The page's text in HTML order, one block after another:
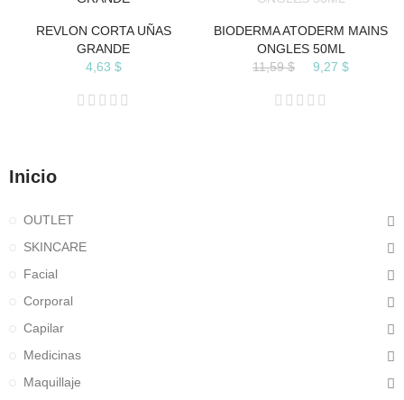
REVLON CORTA UÑAS
GRANDE
4,63 $
BIODERMA ATODERM MAINS
ONGLES 50ML
11,59 $
9,27 $
Inicio
OUTLET
SKINCARE
Facial
Corporal
Capilar
Medicinas
Maquillaje